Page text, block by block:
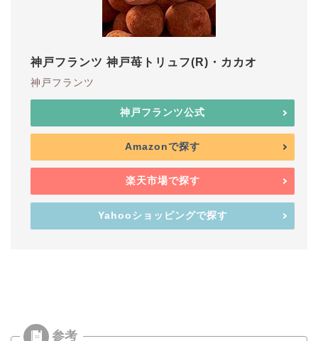
神戸フランツ 神戸苺トリュフ(R)・カカオ
神戸フランツ
神戸フランツ公式
Amazonで探す
楽天市場で探す
Yahooショッピングで探す